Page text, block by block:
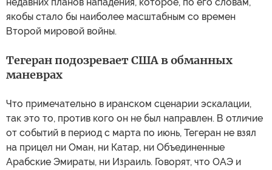
недавних планов нападения, которое, по его словам,
якобы стало бы наиболее масштабным со времен
Второй мировой войны.
Тегеран подозревает США в обманных
маневрах
Что примечательно в иранском сценарии эскалации,
так это то, против кого он не был направлен. В отличие
от событий в период с марта по июнь, Тегеран не взял
на прицел ни Оман, ни Катар, ни Объединенные
Арабские Эмираты, ни Израиль. Говорят, что ОАЭ и